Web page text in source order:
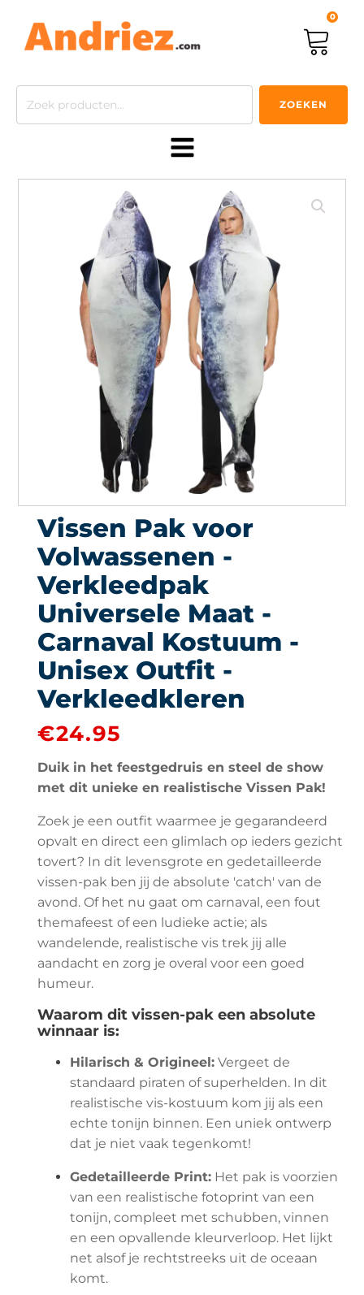
0
Zoeken
ZOEKEN
Vissen Pak voor
Volwassenen -
Verkleedpak
Universele Maat -
Carnaval Kostuum -
Unisex Outfit -
Verkleedkleren
€24.95
Duik in het feestgedruis en steel de show
met dit unieke en realistische Vissen Pak!
Zoek je een outfit waarmee je gegarandeerd
opvalt en direct een glimlach op ieders gezicht
tovert? In dit levensgrote en gedetailleerde
vissen-pak ben jij de absolute 'catch' van de
avond. Of het nu gaat om carnaval, een fout
themafeest of een ludieke actie; als
wandelende, realistische vis trek jij alle
aandacht en zorg je overal voor een goed
humeur.
Waarom dit vissen-pak een absolute
winnaar is:
Hilarisch & Origineel: Vergeet de
standaard piraten of superhelden. In dit
realistische vis-kostuum kom jij als een
echte tonijn binnen. Een uniek ontwerp
dat je niet vaak tegenkomt!
Gedetailleerde Print: Het pak is voorzien
van een realistische fotoprint van een
tonijn, compleet met schubben, vinnen
en een opvallende kleurverloop. Het lijkt
net alsof je rechtstreeks uit de oceaan
komt.